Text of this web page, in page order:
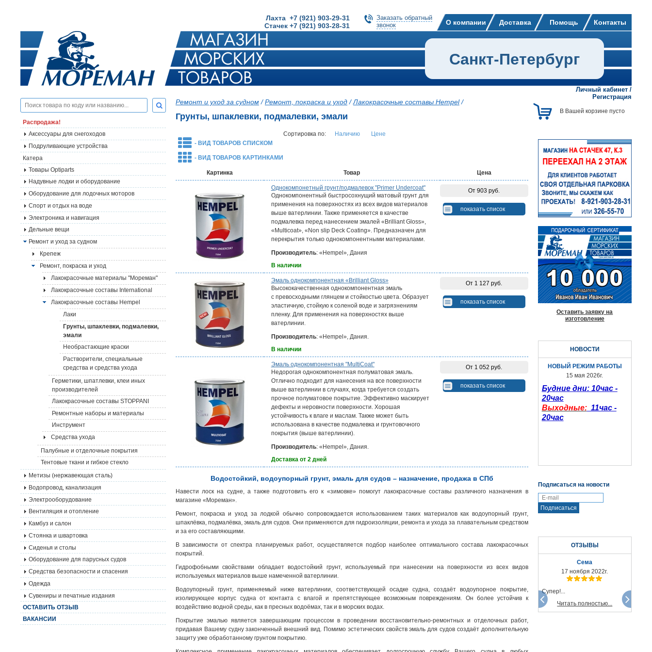
Лахта +7 (921) 903-29-31
Стачек +7 (921) 903-28-31
Заказать обратный
звонок
О компании Доставка Помощь Контакты
Санкт-Петербург
Распродажа!
Аксессуары для снегоходов
Подруливающие устройства
Катера
Товары Optiparts
Надувные лодки и оборудование
Оборудование для лодочных моторов
Спорт и отдых на воде
Электроника и навигация
Дельные вещи
Ремонт и уход за судном
Крепеж
Ремонт, покраска и уход
Лакокрасочные материалы "Мореман"
Лакокрасочные составы International
Лакокрасочные составы Hempel
Лаки
Грунты, шпаклевки, подмалевки,
эмали
Необрастающие краски
Растворители, специальные
средства и средства ухода
Герметики, шпатлевки, клеи иных
производителей
Лакокрасочные составы STOPPANI
Ремонтные наборы и материалы
Инструмент
Средства ухода
Палубные и отделочные покрытия
Тентовые ткани и гибкое стекло
Метизы (нержавеющая сталь)
Водопровод, канализация
Электрооборудование
Вентиляция и отопление
Камбуз и салон
Стоянка и швартовка
Сиденья и столы
Оборудование для парусных судов
Средства безопасности и спасения
Одежда
Сувениры и печатные издания
ОСТАВИТЬ ОТЗЫВ
ВАКАНСИИ
Ремонт и уход за судном/Ремонт, покраска и уход/Лакокрасочные составы Hempel/
Грунты, шпаклевки, подмалевки, эмали
- ВИД ТОВАРОВ СПИСКОМ
- ВИД ТОВАРОВ КАРТИНКАМИ
Сортировка по: Наличию Цене
Картинка Товар Цена
Однокомпонетный грунт/подмалевок "Primer Undercoat"
Однокомпонентный быстросохнущий матовый грунт для
применения на поверхностях из всех видов материалов
выше ватерлинии. Также применяется в качестве
подмалевка перед нанесением эмалей «Brilliant Gloss»,
«Multicoat», «Non slip Deck Coating». Предназначен для
перекрытия только однокомпонентными материалами.
Производитель: «Hempel», Дания
В наличии
От 903 руб.
показать список
Эмаль однокомпонентная «Brilliant Gloss»
Высококачественная однокомпонентная эмаль
с превосходными глянцем и стойкостью цвета. Образует
эластичную, стойкую к соленой воде и загрязнениям
пленку. Для применения на поверхностях выше
ватерлинии.
Производитель: «Hempel», Дания.
В наличии
От 1 127 руб.
показать список
Эмаль однокомпонентная "MultiCoat"
Недорогая однокомпонентная полуматовая эмаль.
Отлично подходит для нанесения на все поверхности
выше ватерлинии в случаях, когда требуется создать
прочное полуматовое покрытие. Эффективно маскирует
дефекты и неровности поверхности. Хорошая
устойчивость к влаге и маслам. Также может быть
использована в качестве подмалевка и грунтовочного
покрытия (выше ватерлинии).
Производитель: «Hempel», Дания.
Доставка от 2 дней
От 1 052 руб.
показать список
Водостойкий, водоупорный грунт, эмаль для судов – назначение, продажа в СПб
Навести лоск на судне, а также подготовить его к «зимовке» помогут лакокрасочные составы различного назначения в
магазине «Мореман».
Ремонт, покраска и уход за лодкой обычно сопровождается использованием таких материалов как водоупорный грунт,
шпаклёвка, подмалёвка, эмаль для судов. Они применяются для гидроизоляции, ремонта и ухода за плавательным средством
и за его составляющими.
В зависимости от спектра планируемых работ, осуществляется подбор наиболее оптимального состава лакокрасочных
покрытий.
Гидрофобными свойствами обладает водостойкий грунт, используемый при нанесении на поверхности из всех видов
используемых материалов выше намеченной ватерлинии.
Водоупорный грунт, применяемый ниже ватерлинии, соответствующей осадке судна, создаёт водоупорное покрытие,
изолирующее корпус судна от контакта с влагой и препятствующее возможным повреждениям. Он более устойчив к
воздействию водной среды, как в пресных водоёмах, так и в морских водах.
Покрытие эмалью является завершающим процессом в проведении восстановительно-ремонтных и отделочных работ,
придавая Вашему судну законченный внешний вид. Помимо эстетических свойств эмаль для судов создаёт дополнительную
защиту уже обработанному грунтом покрытию.
Личный кабинет/
Регистрация
В Вашей корзине пусто
Оставить заявку на
изготовление
НОВОСТИ
НОВЫЙ РЕЖИМ РАБОТЫ
15 мая 2026г.
Будние дни: 10час -
20час
Выходные:11час -
20час
Подписаться на новости
ОТЗЫВЫ
Сема
17 ноября 2022г.
Супер!...
Читать полностью...